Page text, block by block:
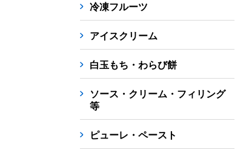
冷凍フルーツ
アイスクリーム
白玉もち・わらび餅
ソース・クリーム・フィリング
等
ピューレ・ペースト